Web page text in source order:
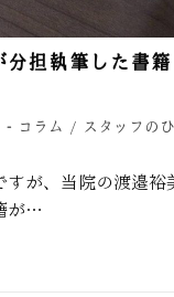
分担執筆した書
コラム / スタッフの
すが、当院の渡邉裕
が…